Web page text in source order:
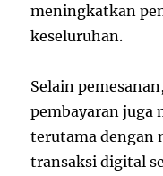
meningkatkan
keseluruhan.
Selain
pembayaran juga
terutama dengan
transaksi digital